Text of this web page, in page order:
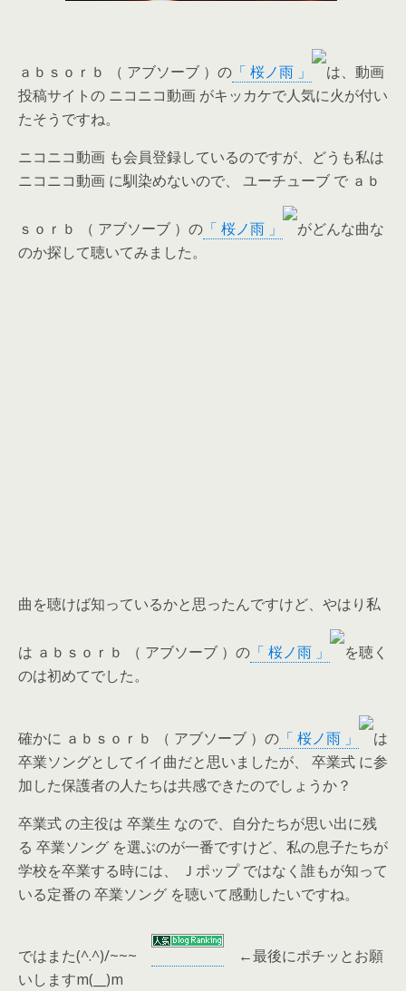
ａｂｓｏｒｂ （ アブソーブ ）の 「 桜ノ雨 」
は、動画
投稿サイトの ニコニコ動画 がキッカケで人気に火が付い
たそうですね。
ニコニコ動画 も会員登録しているのですが、どうも私は
ニコニコ動画 に馴染めないので、 ユーチューブ で ａｂ
ｓｏｒｂ （ アブソーブ ）の 「 桜ノ雨 」
がどんな曲な
のか探して聴いてみました。
曲を聴けば知っているかと思ったんですけど、やはり私
は ａｂｓｏｒｂ （ アブソーブ ）の 「 桜ノ雨 」
を聴く
のは初めてでした。
確かに ａｂｓｏｒｂ （ アブソーブ ）の 「 桜ノ雨 」
は
卒業ソングとしてイイ曲だと思いましたが、 卒業式 に参
加した保護者の人たちは共感できたのでしょうか？
卒業式 の主役は 卒業生 なので、自分たちが思い出に残
る 卒業ソング を選ぶのが一番ですけど、私の息子たちが
学校を卒業する時には、 Ｊポップ ではなく誰もが知って
いる定番の 卒業ソング を聴いて感動したいですね。
ではまた(^.^)/~~~ ←最後にポチッとお願
いしますm(__)m